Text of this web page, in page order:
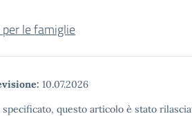
le famiglie
10.07.2026
questo articolo è stato